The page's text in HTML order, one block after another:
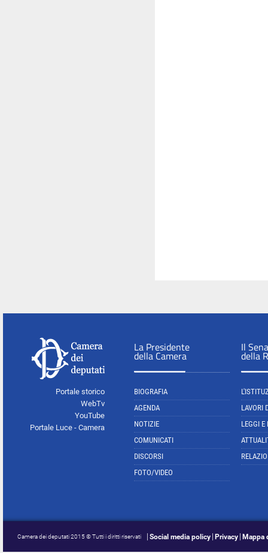
Portale storico
WebTv
YouTube
Portale Luce - Camera
La Presidente
della Camera
BIOGRAFIA
AGENDA
NOTIZIE
COMUNICATI
DISCORSI
FOTO/VIDEO
Il
della
LAVORI
LEGGI E
Camera dei deputati 2015 © Tutti i diritti riservati Social media policy Privacy Mappa